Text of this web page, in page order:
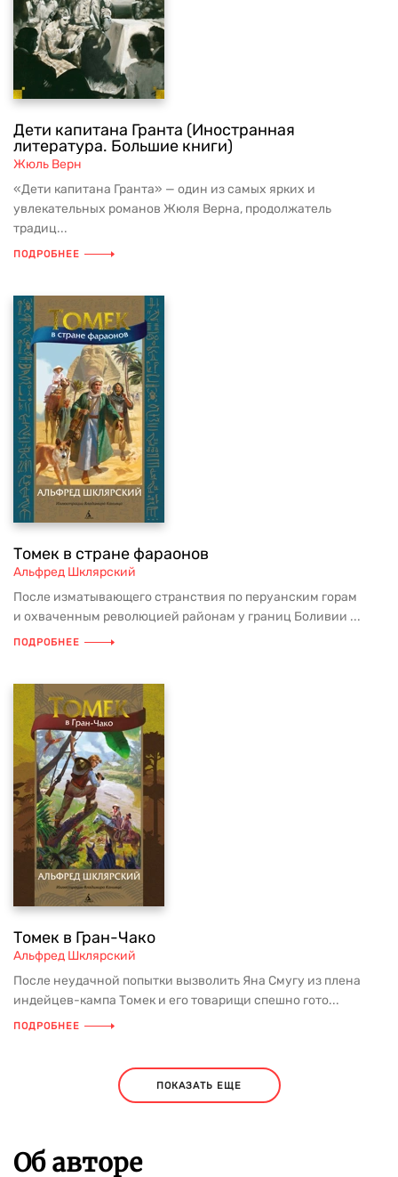
Дети капитана Гранта (Иностранная
литература. Большие книги)
Жюль Верн
«Дети капитана Гранта» — один из самых ярких и
увлекательных романов Жюля Верна, продолжатель
традиц...
ПОДРОБНЕЕ
Томек в стране фараонов
Альфред Шклярский
После изматывающего странствия по перуанским горам
и охваченным революцией районам у границ Боливии ...
ПОДРОБНЕЕ
Томек в Гран-Чако
Альфред Шклярский
После неудачной попытки вызволить Яна Смугу из плена
индейцев-кампа Томек и его товарищи спешно гото...
ПОДРОБНЕЕ
ПОКАЗАТЬ ЕЩЕ
Об авторе